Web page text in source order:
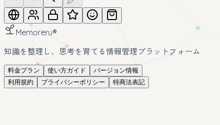
Memoreru®
知識を整理し、思考を育てる情報管理プラットフォーム
料金プラン 使い方ガイド
バージョン情報
利用規約
プライバシーポリシー 特商法表記